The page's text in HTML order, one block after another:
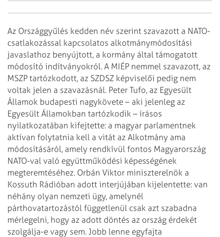
Az Országgyűlés kedden név szerint szavazott a NATO-
csatlakozással kapcsolatos alkotmánymódosítási
javaslathoz benyújtott, a kormány által támogatott
módosító indítványokról. A MIÉP nemmel szavazott, az
MSZP tartózkodott, az SZDSZ képviselői pedig nem
voltak jelen a szavazásnál. Peter Tufo, az Egyesült
Államok budapesti nagykövete – aki jelenleg az
Egyesült Államokban tartózkodik – írásos
nyilatkozatában kifejtette: a magyar parlamentnek
aktívan folytatnia kell a vitát az Alkotmány ama
módosításáról, amely rendkívül fontos Magyarország
NATO-val való együttműködési képességének
megteremtéséhez. Orbán Viktor miniszterelnök a
Kossuth Rádióban adott interjújában kijelentette: van
néhány olyan nemzeti ügy, amelynél
párthovatartozástól függetlenül csak azt szabadna
mérlegelni, hogy az adott döntés az ország érdekét
szolgálja-e vagy sem. Jobb lenne egyfajta